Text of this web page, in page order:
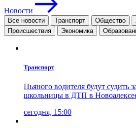
Новости
Все новости Транспорт Общество
Проиcшествия
Экономика
Транспорт
Пьяного водителя будут судить
школьницы в ДТП в
сегодня, 15:00